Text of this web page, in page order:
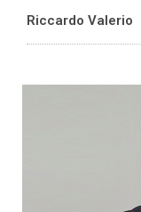
Riccardo Valerio